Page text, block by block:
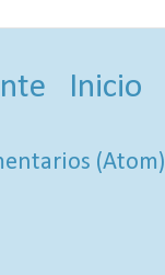
Inicio
(Atom)